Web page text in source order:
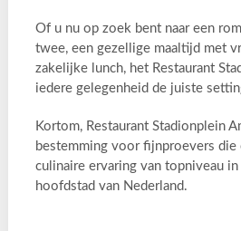
Of u nu op zoek bent naar een
twee, een gezellige maaltijd met
zakelijke lunch, het Restaurant
iedere gelegenheid de juiste
Kortom, Restaurant Stadionplein
bestemming voor fijnproevers die
culinaire ervaring van topniveau
hoofdstad van Nederland.